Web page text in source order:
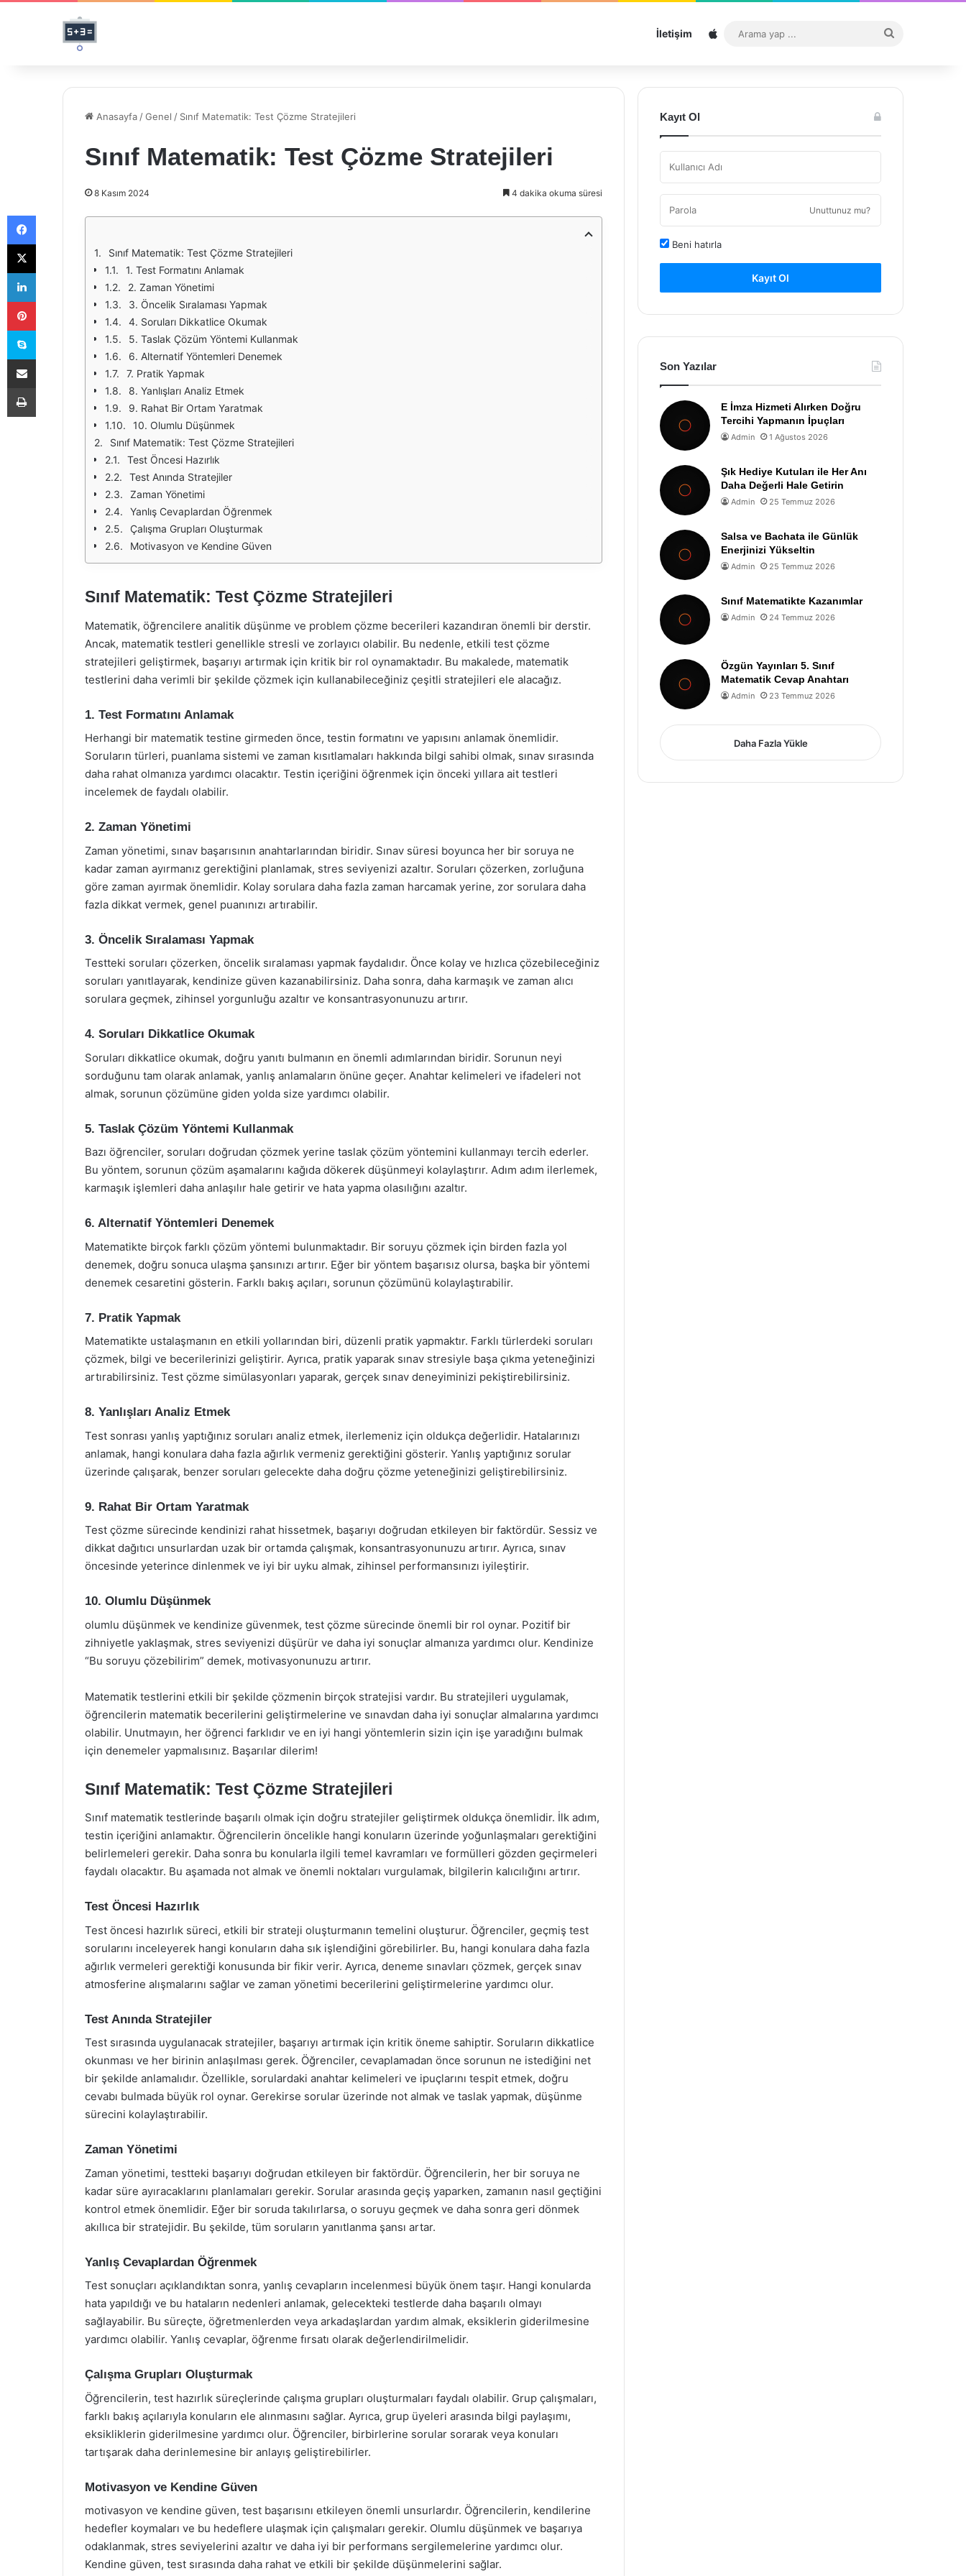
İletişim Sitemap
...
Anasayfa /Genel / Sınıf Matematik: Test Çözme Stratejileri
Sınıf Matematik: Test Çözme Stratejileri
8 Kasım 2024 4 dakika okuma süresi
Sınıf Matematik: Test Çözme Stratejileri
1. Test Formatını Anlamak
2. Zaman Yönetimi
3. Öncelik Sıralaması Yapmak
4. Soruları Dikkatlice Okumak
5. Taslak Çözüm Yöntemi Kullanmak
6. Alternatif Yöntemleri Denemek
7. Pratik Yapmak
8. Yanlışları Analiz Etmek
9. Rahat Bir Ortam Yaratmak
10. Olumlu Düşünmek
Sınıf Matematik: Test Çözme Stratejileri
Test Öncesi Hazırlık
Test Anında Stratejiler
Zaman Yönetimi
Yanlış Cevaplardan Öğrenmek
Çalışma Grupları Oluşturmak
Motivasyon ve Kendine Güven
Sınıf Matematik: Test Çözme Stratejileri
Matematik, öğrencilere analitik düşünme ve problem çözme becerileri kazandıran önemli bir derstir.
Ancak, matematik testleri genellikle stresli ve zorlayıcı olabilir. Bu nedenle, etkili test çözme
stratejileri geliştirmek, başarıyı artırmak için kritik bir rol oynamaktadır. Bu makalede, matematik
testlerini daha verimli bir şekilde çözmek için kullanabileceğiniz çeşitli stratejileri ele alacağız.
1. Test Formatını Anlamak
Herhangi bir matematik testine girmeden önce, testin formatını ve yapısını anlamak önemlidir.
Soruların türleri, puanlama sistemi ve zaman kısıtlamaları hakkında bilgi sahibi olmak, sınav sırasında
daha rahat olmanıza yardımcı olacaktır. Testin içeriğini öğrenmek için önceki yıllara ait testleri
incelemek de faydalı olabilir.
2. Zaman Yönetimi
Zaman yönetimi, sınav başarısının anahtarlarından biridir. Sınav süresi boyunca her bir soruya ne
kadar zaman ayırmanız gerektiğini planlamak, stres seviyenizi azaltır. Soruları çözerken, zorluğuna
göre zaman ayırmak önemlidir. Kolay sorulara daha fazla zaman harcamak yerine, zor sorulara daha
fazla dikkat vermek, genel puanınızı artırabilir.
3. Öncelik Sıralaması Yapmak
Testteki soruları çözerken, öncelik sıralaması yapmak faydalıdır. Önce kolay ve hızlıca çözebileceğiniz
soruları yanıtlayarak, kendinize güven kazanabilirsiniz. Daha sonra, daha karmaşık ve zaman alıcı
sorulara geçmek, zihinsel yorgunluğu azaltır ve konsantrasyonunuzu artırır.
4. Soruları Dikkatlice Okumak
Soruları dikkatlice okumak, doğru yanıtı bulmanın en önemli adımlarından biridir. Sorunun neyi
sorduğunu tam olarak anlamak, yanlış anlamaların önüne geçer. Anahtar kelimeleri ve ifadeleri not
almak, sorunun çözümüne giden yolda size yardımcı olabilir.
5. Taslak Çözüm Yöntemi Kullanmak
Bazı öğrenciler, soruları doğrudan çözmek yerine taslak çözüm yöntemini kullanmayı tercih ederler.
Bu yöntem, sorunun çözüm aşamalarını kağıda dökerek düşünmeyi kolaylaştırır. Adım adım ilerlemek,
karmaşık işlemleri daha anlaşılır hale getirir ve hata yapma olasılığını azaltır.
6. Alternatif Yöntemleri Denemek
Matematikte birçok farklı çözüm yöntemi bulunmaktadır. Bir soruyu çözmek için birden fazla yol
denemek, doğru sonuca ulaşma şansınızı artırır. Eğer bir yöntem başarısız olursa, başka bir yöntemi
denemek cesaretini gösterin. Farklı bakış açıları, sorunun çözümünü kolaylaştırabilir.
7. Pratik Yapmak
Matematikte ustalaşmanın en etkili yollarından biri, düzenli pratik yapmaktır. Farklı türlerdeki soruları
çözmek, bilgi ve becerilerinizi geliştirir. Ayrıca, pratik yaparak sınav stresiyle başa çıkma yeteneğinizi
artırabilirsiniz. Test çözme simülasyonları yaparak, gerçek sınav deneyiminizi pekiştirebilirsiniz.
8. Yanlışları Analiz Etmek
Test sonrası yanlış yaptığınız soruları analiz etmek, ilerlemeniz için oldukça değerlidir. Hatalarınızı
anlamak, hangi konulara daha fazla ağırlık vermeniz gerektiğini gösterir. Yanlış yaptığınız sorular
üzerinde çalışarak, benzer soruları gelecekte daha doğru çözme yeteneğinizi geliştirebilirsiniz.
9. Rahat Bir Ortam Yaratmak
Test çözme sürecinde kendinizi rahat hissetmek, başarıyı doğrudan etkileyen bir faktördür. Sessiz ve
dikkat dağıtıcı unsurlardan uzak bir ortamda çalışmak, konsantrasyonunuzu artırır. Ayrıca, sınav
öncesinde yeterince dinlenmek ve iyi bir uyku almak, zihinsel performansınızı iyileştirir.
10. Olumlu Düşünmek
olumlu düşünmek ve kendinize güvenmek, test çözme sürecinde önemli bir rol oynar. Pozitif bir
zihniyetle yaklaşmak, stres seviyenizi düşürür ve daha iyi sonuçlar almanıza yardımcı olur. Kendinize
“Bu soruyu çözebilirim” demek, motivasyonunuzu artırır.
Matematik testlerini etkili bir şekilde çözmenin birçok stratejisi vardır. Bu stratejileri uygulamak,
öğrencilerin matematik becerilerini geliştirmelerine ve sınavdan daha iyi sonuçlar almalarına yardımcı
olabilir. Unutmayın, her öğrenci farklıdır ve en iyi hangi yöntemlerin sizin için işe yaradığını bulmak
için denemeler yapmalısınız. Başarılar dilerim!
Sınıf Matematik: Test Çözme Stratejileri
Sınıf matematik testlerinde başarılı olmak için doğru stratejiler geliştirmek oldukça önemlidir. İlk adım,
testin içeriğini anlamaktır. Öğrencilerin öncelikle hangi konuların üzerinde yoğunlaşmaları gerektiğini
belirlemeleri gerekir. Daha sonra bu konularla ilgili temel kavramları ve formülleri gözden geçirmeleri
faydalı olacaktır. Bu aşamada not almak ve önemli noktaları vurgulamak, bilgilerin kalıcılığını artırır.
Test Öncesi Hazırlık
Test öncesi hazırlık süreci, etkili bir strateji oluşturmanın temelini oluşturur. Öğrenciler, geçmiş test
sorularını inceleyerek hangi konuların daha sık işlendiğini görebilirler. Bu, hangi konulara daha fazla
ağırlık vermeleri gerektiği konusunda bir fikir verir. Ayrıca, deneme sınavları çözmek, gerçek sınav
atmosferine alışmalarını sağlar ve zaman yönetimi becerilerini geliştirmelerine yardımcı olur.
Test Anında Stratejiler
Test sırasında uygulanacak stratejiler, başarıyı artırmak için kritik öneme sahiptir. Soruların dikkatlice
okunması ve her birinin anlaşılması gerek. Öğrenciler, cevaplamadan önce sorunun ne istediğini net
bir şekilde anlamalıdır. Özellikle, sorulardaki anahtar kelimeleri ve ipuçlarını tespit etmek, doğru
cevabı bulmada büyük rol oynar. Gerekirse sorular üzerinde not almak ve taslak yapmak, düşünme
sürecini kolaylaştırabilir.
Zaman Yönetimi
Zaman yönetimi, testteki başarıyı doğrudan etkileyen bir faktördür. Öğrencilerin, her bir soruya ne
kadar süre ayıracaklarını planlamaları gerekir. Sorular arasında geçiş yaparken, zamanın nasıl geçtiğini
kontrol etmek önemlidir. Eğer bir soruda takılırlarsa, o soruyu geçmek ve daha sonra geri dönmek
akıllıca bir stratejidir. Bu şekilde, tüm soruların yanıtlanma şansı artar.
Yanlış Cevaplardan Öğrenmek
Test sonuçları açıklandıktan sonra, yanlış cevapların incelenmesi büyük önem taşır. Hangi konularda
hata yapıldığı ve bu hataların nedenleri anlamak, gelecekteki testlerde daha başarılı olmayı
sağlayabilir. Bu süreçte, öğretmenlerden veya arkadaşlardan yardım almak, eksiklerin giderilmesine
yardımcı olabilir. Yanlış cevaplar, öğrenme fırsatı olarak değerlendirilmelidir.
Çalışma Grupları Oluşturmak
Öğrencilerin, test hazırlık süreçlerinde çalışma grupları oluşturmaları faydalı olabilir. Grup çalışmaları,
farklı bakış açılarıyla konuların ele alınmasını sağlar. Ayrıca, grup üyeleri arasında bilgi paylaşımı,
eksikliklerin giderilmesine yardımcı olur. Öğrenciler, birbirlerine sorular sorarak veya konuları
tartışarak daha derinlemesine bir anlayış geliştirebilirler.
Motivasyon ve Kendine Güven
motivasyon ve kendine güven, test başarısını etkileyen önemli unsurlardır. Öğrencilerin, kendilerine
hedefler koymaları ve bu hedeflere ulaşmak için çalışmaları gerekir. Olumlu düşünmek ve başarıya
odaklanmak, stres seviyelerini azaltır ve daha iyi bir performans sergilemelerine yardımcı olur.
Kendine güven, test sırasında daha rahat ve etkili bir şekilde düşünmelerini sağlar.
Kayıt Ol
Unuttunuz mu?
Beni hatırla
Kayıt Ol
Son Yazılar
E İmza Hizmeti Alırken Doğru
Tercihi Yapmanın İpuçları
Admin 1 Ağustos 2026
Şık Hediye Kutuları ile Her Anı
Daha Değerli Hale Getirin
Admin 25 Temmuz 2026
Salsa ve Bachata ile Günlük
Enerjinizi Yükseltin
Admin 25 Temmuz 2026
Sınıf Matematikte Kazanımlar
Admin 24 Temmuz 2026
Özgün Yayınları 5. Sınıf
Matematik Cevap Anahtarı
Admin 23 Temmuz 2026
Daha Fazla Yükle
Facebook
X
LinkedIn
Pinterest
Skype
E-Posta ile paylaş